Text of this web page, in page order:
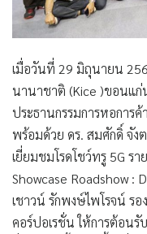
เมื่อวันที่ 29 มิถุนายน
นานาชาติ (Kice )ขอนแก่
ประธานกรรมการหอการ
พร้อมด้วย ดร. สมศักดิ์ จัง
เยี่ยมชมโรดโชว์ทรู 5G ร
Showcase Roadshow :
เชาวน์ รักพงษ์ไพโรจน์ ร
คอร์ปอเรชั่นให้การต้อนรั